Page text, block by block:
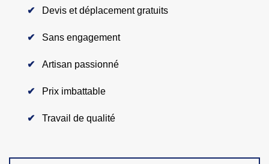
Devis et déplacement gratuits
Sans engagement
Artisan passionné
Prix imbattable
Travail de qualité